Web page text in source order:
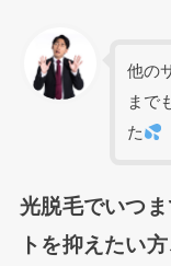
他の
まで
た
光脱毛でいつ
トを抑えたい